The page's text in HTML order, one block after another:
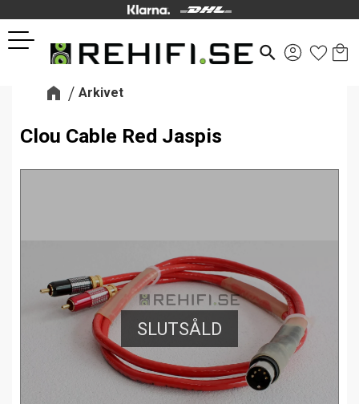
Meny
search
Arkivet
Clou Cable Red Jaspis
SLUTSÅLD